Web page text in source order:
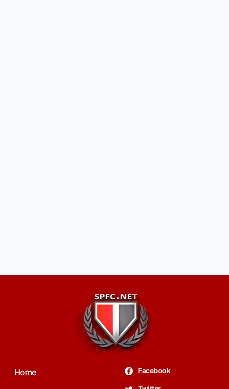
Home Facebook